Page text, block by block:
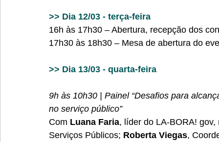
>> Dia 12/03 - terça-feira
16h às 17h30 – Abertura, recepção dos
17h30 às 18h30 – Mesa de abertura do
>> Dia 13/03 - quarta-feira
9h às 10h30 | Painel “Desafios para
no serviço público”
Com Luana Faria, líder do LA-BORA!
Serviços Públicos; Roberta Viegas,